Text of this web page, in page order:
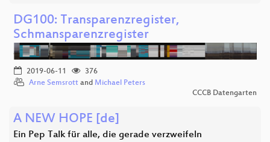
DG100: Transparenzregister,
Schmansparenzregister
2019-06-11
376
Arne Semsrott and Michael Peters
CCCB Datengarten
A NEW HOPE [de]
Ein Pep Talk für alle, die gerade verzweifeln